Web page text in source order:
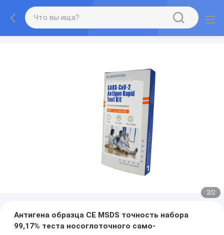
2/2
Антигена образца CE MSDS точность набора
99,17% теста носоглоточного само-